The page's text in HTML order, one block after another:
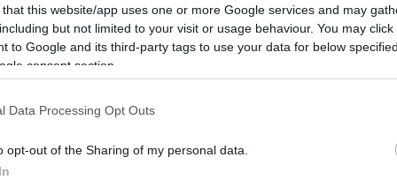
that this website/app uses one or more Google services and may
but not limited to your visit or usage behaviour. You may
to Google and its third-party tags to use your data for below
consent section.
Data Processing Opt Outs
opt-out of the Sharing of my personal data.
Ανδρουλάκη ο οποίος δηλώνει αποφασισμένος να
της ενότητας ο δήμαρχος Αθηναίων Χάρης
ανακοινώσει την υποψηφιότητά του. Ηδη με την
να στηθούν οι κάλπες για την εκλογή ηγεσίας
έχει ευρεία απήχηση στο κόμμα.